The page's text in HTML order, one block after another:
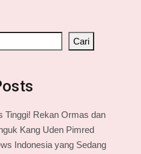
Cari
Tinggi! Rekan Ormas dan
Kang Uden Pimred
Indonesia yang Sedang